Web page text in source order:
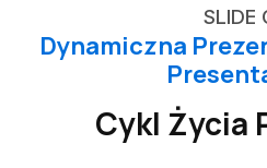
SLIDE
Dynamiczna
Cykl Życia